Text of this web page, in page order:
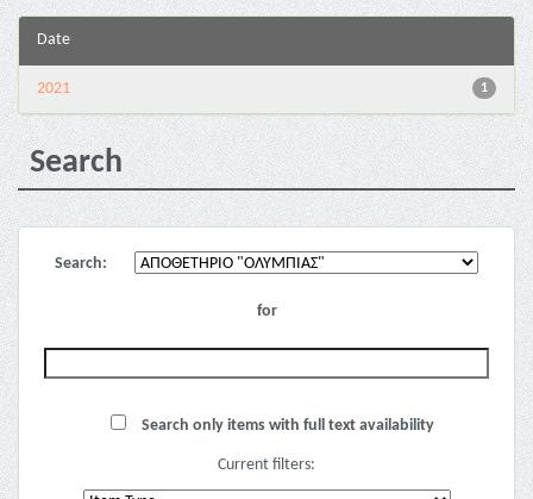
Date
1
2021
Search
Search:
for
Search only items with full text availability
Current filters: